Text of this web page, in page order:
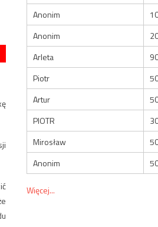
Anonim
Anonim
Arleta
Piotr
Artur
PIOTR
Mirosław
Anonim
Więcej...